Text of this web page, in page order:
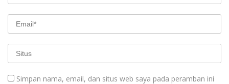
Simpan nama, email, dan situs web saya pada peramban ini